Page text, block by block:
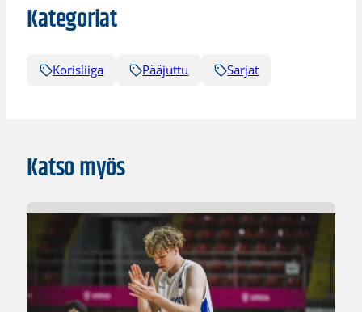
Kategoriat
Korisliiga Pääjuttu Sarjat
Katso myös